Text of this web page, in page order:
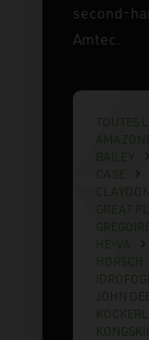
second-
Amtec.
TOUTES
AMAZONE
BAILEY
CASE
CLAYDON
GREAT
HE-VA
HORSCH
JOHN